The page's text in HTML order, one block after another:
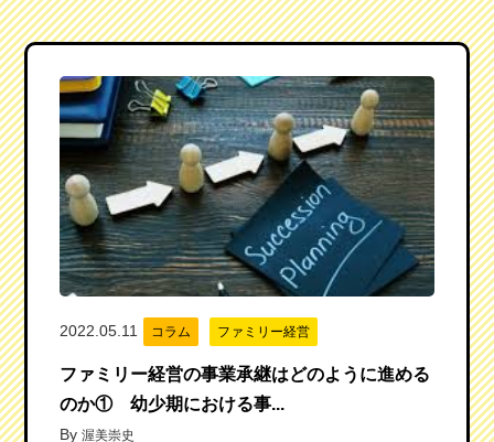
2022.05.11 コラム ファミリー経営
ファミリー経営の事業承継はどのように進める
のか① 幼少期における事...
By 渥美崇史